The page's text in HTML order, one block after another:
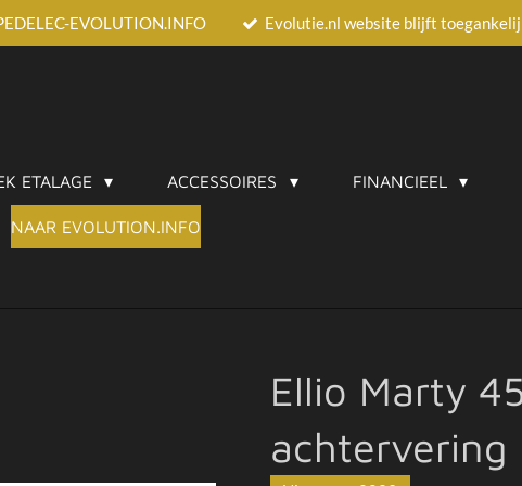
EVOLUTION.INFO Evolutie.nl website blijft
ETALAGE ACCESSOIRES FINANCIEEL
NAAR EVOLUTION.INFO
Ellio Marty
achtervering